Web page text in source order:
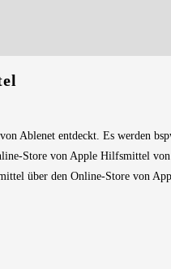
Ablenet entdeckt. Es werden
Store von Apple Hilfsmittel
über den Online-Store von